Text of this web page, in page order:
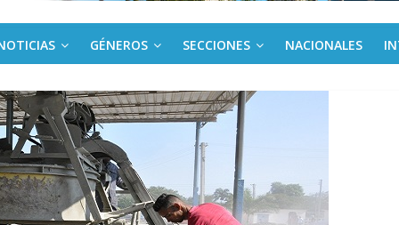
GÉNEROS SECCIONES NACIONALES